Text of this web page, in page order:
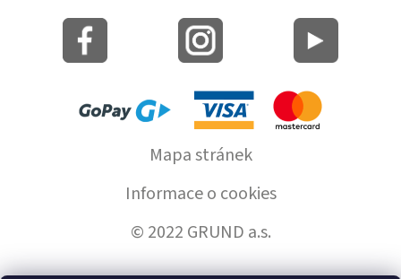
Mapa stránek
Informace o cookies
© 2022 GRUND a.s.